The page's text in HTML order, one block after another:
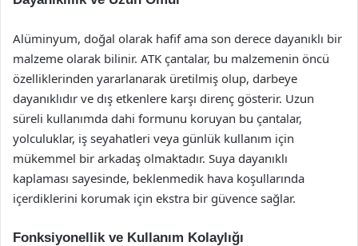
Alüminyum, doğal olarak hafif ama son derece dayanıklı bir
malzeme olarak bilinir. ATK çantalar, bu malzemenin öncü
özelliklerinden yararlanarak üretilmiş olup, darbeye
dayanıklıdır ve dış etkenlere karşı direnç gösterir. Uzun
süreli kullanımda dahi formunu koruyan bu çantalar,
yolculuklar, iş seyahatleri veya günlük kullanım için
mükemmel bir arkadaş olmaktadır. Suya dayanıklı
kaplaması sayesinde, beklenmedik hava koşullarında
içerdiklerini korumak için ekstra bir güvence sağlar.
Fonksiyonellik ve Kullanım Kolaylığı